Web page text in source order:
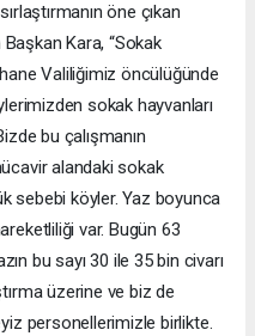
öne çıkan
Başkan Kara, “Sokak
Valiliğimiz öncülüğünde
sokak hayvanları
bu çalışmanın
alandaki sokak
sebebi köyler. Yaz boyunca
var. Bugün 63
bu sayı 30 ile 35 bin civarı
üzerine ve biz de
personellerimizle birlikte.